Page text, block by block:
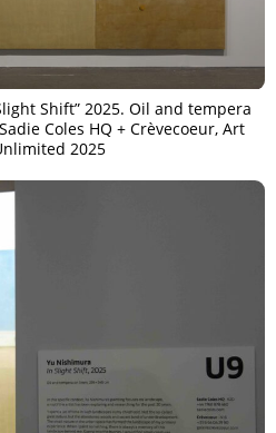
Shift” 2025. Oil and tempera
Coles HQ + Crèvecoeur, Art
2025